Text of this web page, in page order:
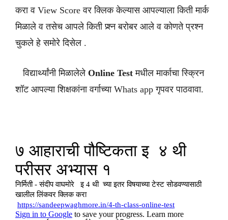
करा व View Score वर क्लिक केल्यास आपल्याला किती मार्क
मिळाले व तसेच आपले किती प्र्श्न बरोबर आले व कोणते प्रश्न
चुकले हे समोरे दिसेल .
विद्यार्थ्यांनी मिळालेले Online Test मधील मार्काचा स्क्रिन
शॉट आपल्या शिक्षकांना वर्गाच्या Whats app गृपवर पाठवावा.